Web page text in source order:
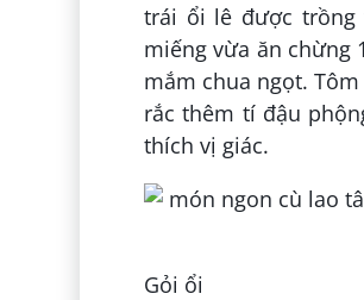
trái ổi lê được trồng
miếng vừa ăn chừng
mắm chua ngọt.
rắc thêm tí đậu
thích vị giác.
Gỏi ổi